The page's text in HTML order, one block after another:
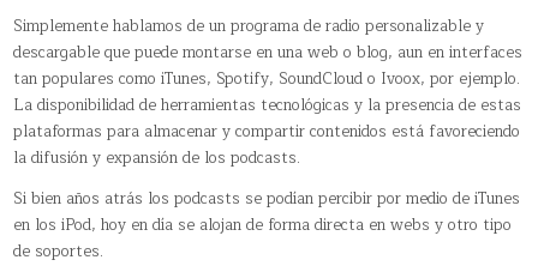
Simplemente hablamos de un programa de radio personalizable y
descargable que puede montarse en una web o blog, aun en interfaces
tan populares como iTunes, Spotify, SoundCloud o Ivoox, por ejemplo.
La disponibilidad de herramientas tecnológicas y la presencia de estas
plataformas para almacenar y compartir contenidos está favoreciendo
la difusión y expansión de los podcasts.
Si bien años atrás los podcasts se podían percibir por medio de iTunes
en los iPod, hoy en día se alojan de forma directa en webs y otro tipo
de soportes.